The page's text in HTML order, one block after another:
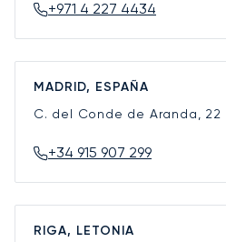
+971 4 227 4434
MADRID, ESPAÑA
C. del Conde de Aranda, 22
+34 915 907 299
RIGA, LETONIA